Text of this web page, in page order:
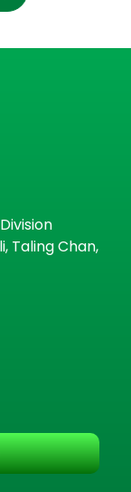
Taling Chan,